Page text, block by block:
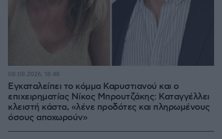
Εγκαταλείπει το κόμμα Καρυστιανού και ο
επιχειρηματίας Νίκος Μπρουτζάκης: Καταγγέλλει
κλειστή κάστα, «λένε προδότες και πληρωμένους
όσους αποχωρούν»
08.08.2026, 18:48